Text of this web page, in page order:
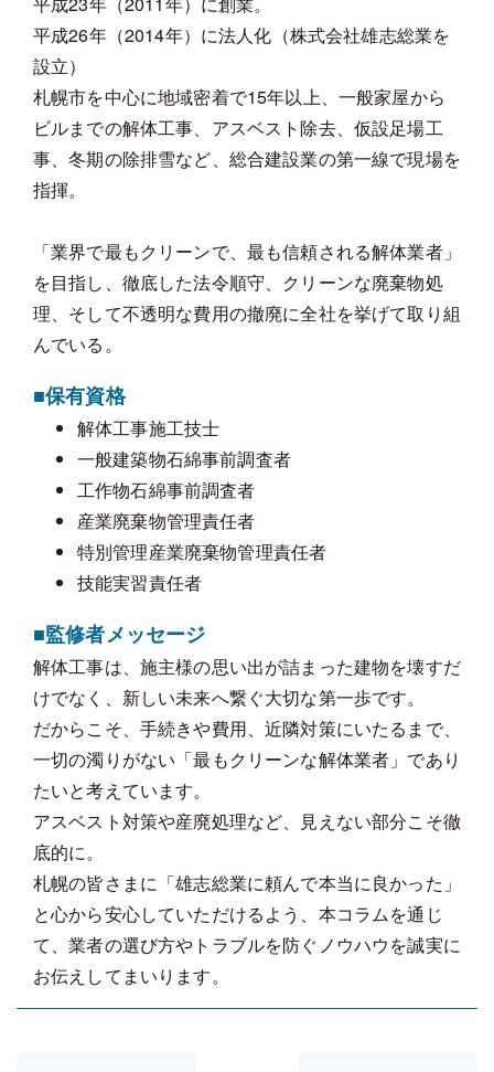
平成26年（2014年）に法人化（株式会社雄志総業を
設立）
札幌市を中心に地域密着で15年以上、一般家屋から
ビルまでの解体工事、アスベスト除去、仮設足場工
事、冬期の除排雪など、総合建設業の第一線で現場を
指揮。
「業界で最もクリーンで、最も信頼される解体業者」
を目指し、徹底した法令順守、クリーンな廃棄物処
理、そして不透明な費用の撤廃に全社を挙げて取り組
んでいる。
■保有資格
解体工事施工技士
一般建築物石綿事前調査者
工作物石綿事前調査者
産業廃棄物管理責任者
特別管理産業廃棄物管理責任者
技能実習責任者
■監修者メッセージ
解体工事は、施主様の思い出が詰まった建物を壊すだ
けでなく、新しい未来へ繋ぐ大切な第一歩です。
だからこそ、手続きや費用、近隣対策にいたるまで、
一切の濁りがない「最もクリーンな解体業者」であり
たいと考えています。
アスベスト対策や産廃処理など、見えない部分こそ徹
底的に。
札幌の皆さまに「雄志総業に頼んで本当に良かった」
と心から安心していただけるよう、本コラムを通じ
て、業者の選び方やトラブルを防ぐノウハウを誠実に
お伝えしてまいります。